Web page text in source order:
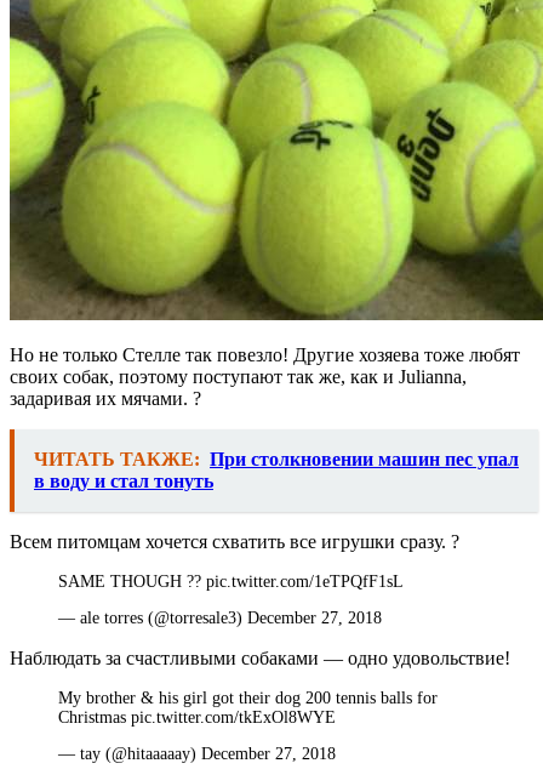
Но не только Стелле так повезло! Другие хозяева тоже любят
своих собак, поэтому поступают так же, как и Julianna,
задаривая их мячами. ?
ЧИТАТЬ ТАКЖЕ: При столкновении машин пес упал
в воду и стал тонуть
Всем питомцам хочется схватить все игрушки сразу. ?
SAME THOUGH ?? pic.twitter.com/1eTPQfF1sL
— ale torres (@torresale3) December 27, 2018
Наблюдать за счастливыми собаками — одно удовольствие!
My brother & his girl got their dog 200 tennis balls for
Christmas pic.twitter.com/tkExOl8WYE
— tay (@hitaaaaay) December 27, 2018